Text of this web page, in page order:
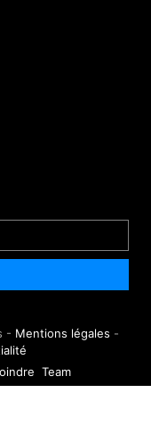
- Mentions légales -
Team